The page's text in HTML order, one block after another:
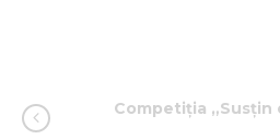
Competiția „Susțin